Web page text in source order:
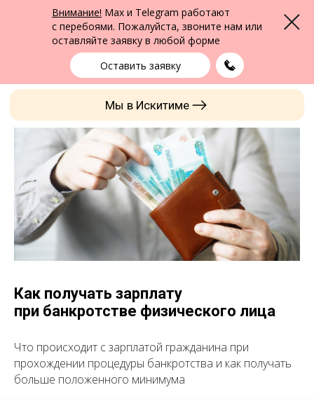
Внимание! Max и Telegram работают
с перебоями. Пожалуйста, звоните нам или
оставляйте заявку в любой форме
Оставить заявку
Меню
Мы в Искитиме
Юридическая помощь в Бердске
ФПК Альтернатива
Бердск
выбрать город
+7 (383) 322-24-65
Как получать зарплату
при банкротстве физического лица
Что происходит с зарплатой гражданина при
прохождении процедуры банкротства и как получать
больше положенного минимума